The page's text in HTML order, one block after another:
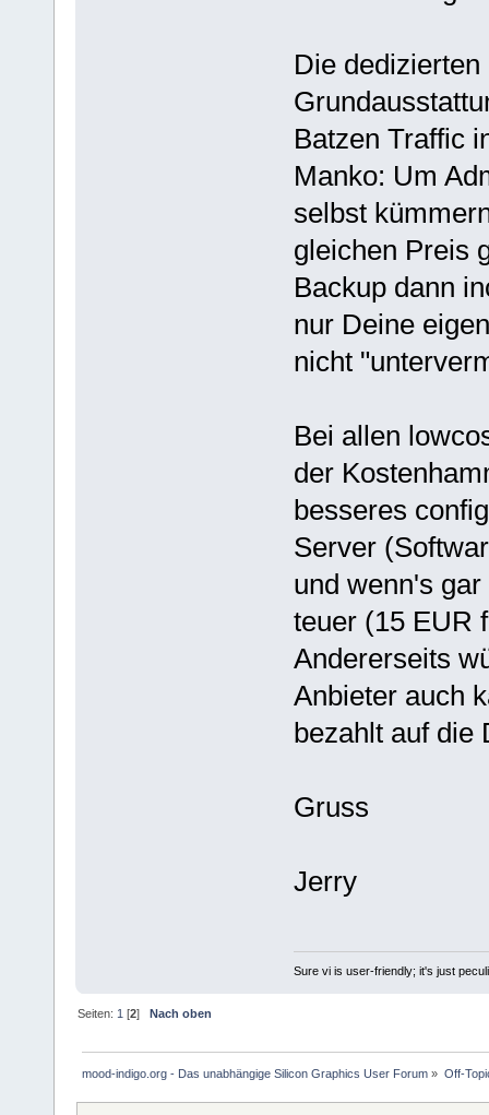
Die
Batzen Traffic
Manko: Um
selbst
gleichen Preis
Backup dann
nur Deine
nicht
Bei allen
der
besseres
Server
und wenn's
teuer (15 EUR
Andererseits
Anbieter auch
bezahlt auf die
Gruss
Jerry
Sure vi is user-friendly; it's just
Seiten:1 [2] Nach oben
mood-indigo.org - Das unabhängige Silicon Graphics User Forum » Off-